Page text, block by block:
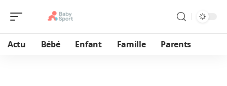
Actu Bébé Enfant Famille Parents